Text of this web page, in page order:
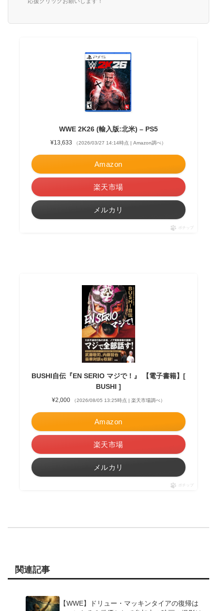
WWE 2K26 (輸入版:北米) – PS5
¥13,633 （2026/03/27 14:14時点 | Amazon調べ）
Amazon
楽天市場
メルカリ
ポチップ
BUSHI自伝『EN SERIO マジで！』 【電子書籍】[
BUSHI ]
¥2,000 （2026/08/05 13:25時点 | 楽天市場調べ）
Amazon
楽天市場
メルカリ
ポチップ
関連記事
【WWE】ドリュー・マッキンタイアの復帰は